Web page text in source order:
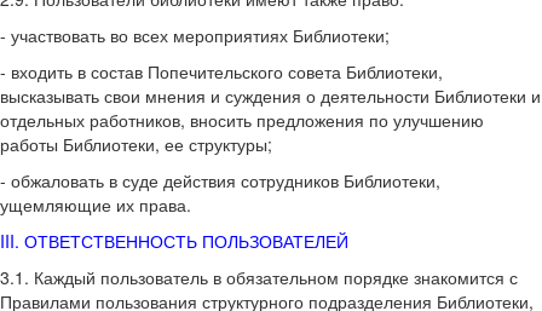
- участвовать во всех мероприятиях Библиотеки;
- входить в состав Попечительского совета Библиотеки,
высказывать свои мнения и суждения о деятельности Библиотеки и
отдельных работников, вносить предложения по улучшению
работы Библиотеки, ее структуры;
- обжаловать в суде действия сотрудников Библиотеки,
ущемляющие их права.
III. ОТВЕТСТВЕННОСТЬ ПОЛЬЗОВАТЕЛЕЙ
3.1. Каждый пользователь в обязательном порядке знакомится с
Правилами пользования структурного подразделения Библиотеки,